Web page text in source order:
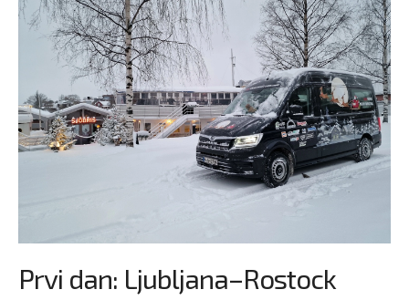
Prvi dan: Ljubljana–Rostock